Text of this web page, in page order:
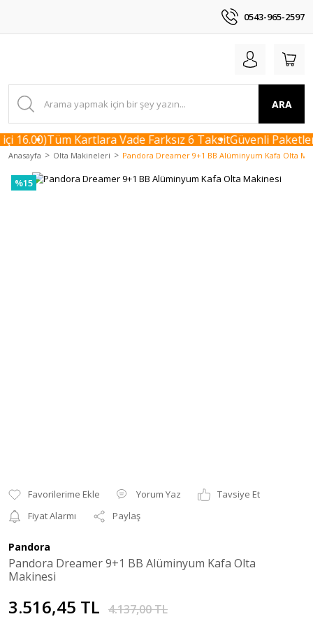
0543-965-2597
ARA
16.00)Tüm Kartlara Vade Farksız 6 TaksitGüvenli
Anasayfa Olta Makineleri Pandora Dreamer 9+1 BB Alüminyum Kafa Olta
%15
Yorum Yaz
Tavsiye Et
Fiyat Alarmı
Paylaş
Pandora
Pandora Dreamer 9+1 BB Alüminyum Kafa Olta
Makinesi
3.516,45 TL 4.137,00 TL